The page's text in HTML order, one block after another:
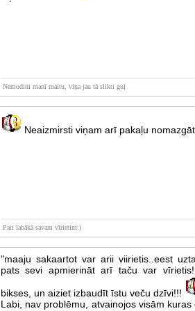
Nemodini manī maitu, viņa jau tā slikti guļ
Neaizmirsti viņam arī pakaļu
Pati labākā savam vīrietim:)
"maaju sakaartot var arii viirietis..eest
pats sevi apmierināt arī taču var
bikses, un aiziet izbaudīt īstu veču dzīvi!!!
Labi, nav problēmu, atvainojos visām